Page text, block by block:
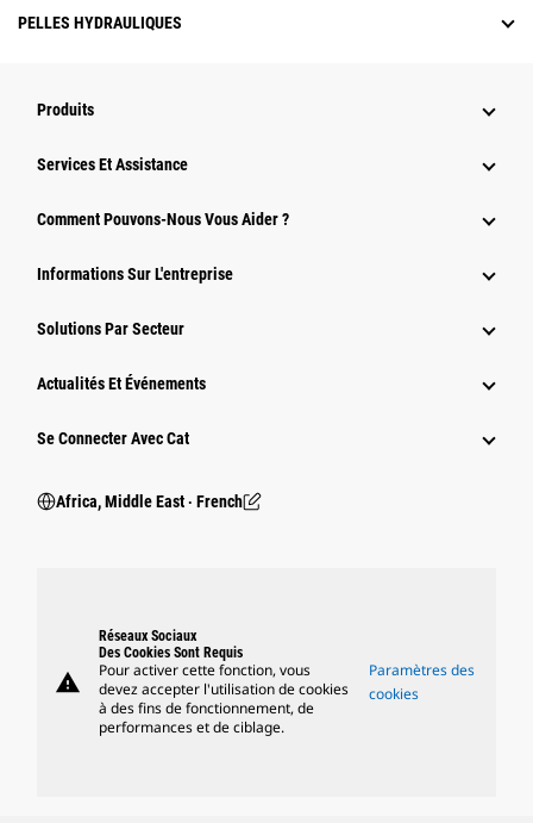
PELLES HYDRAULIQUES
Produits
Services Et Assistance
Comment Pouvons-Nous Vous Aider ?
Informations Sur L'entreprise
Solutions Par Secteur
Actualités Et Événements
Se Connecter Avec Cat
Africa, Middle East ‧ French
warning
Réseaux Sociaux
Des Cookies Sont Requis
Pour activer cette fonction, vous
devez accepter l'utilisation de cookies
à des fins de fonctionnement, de
performances et de ciblage.
Paramètres des
cookies